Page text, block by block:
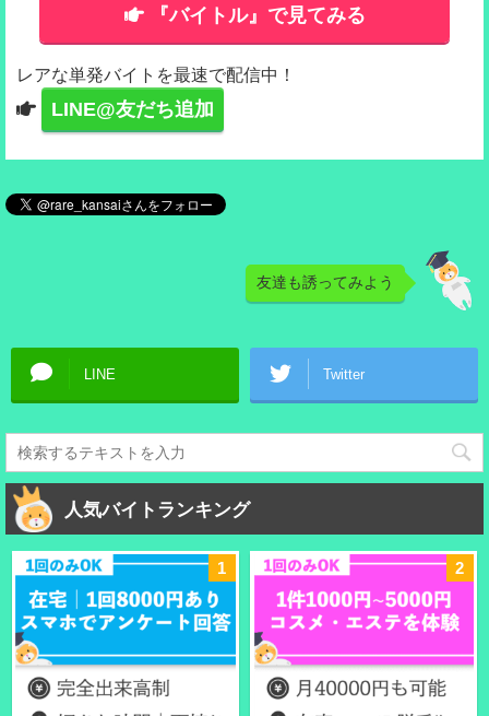
『バイトル』で見てみる
レアな単発バイトを最速で配信中！
LINE@友だち追加
友達も誘ってみよう
LINE Twitter
人気バイトランキング